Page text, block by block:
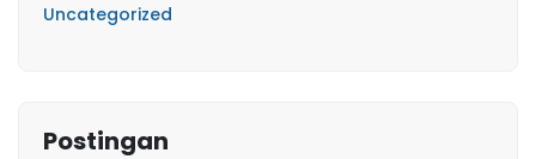
Uncategorized
Postingan